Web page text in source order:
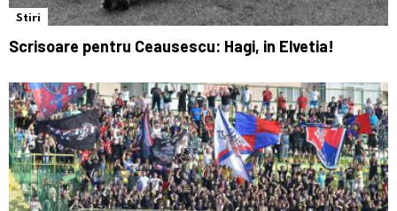
Stiri
Scrisoare pentru Ceausescu: Hagi, in Elvetia!